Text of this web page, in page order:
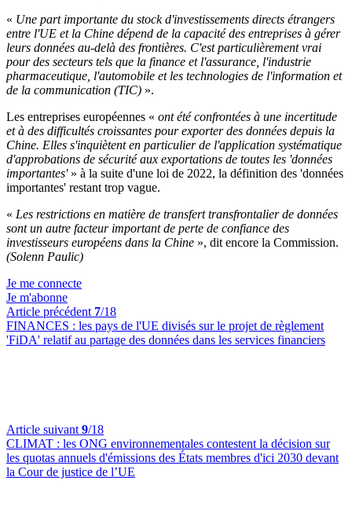
« Une part importante du stock d'investissements directs étrangers
entre l'UE et la Chine dépend de la capacité des entreprises à gérer
leurs données au-delà des frontières. C'est particulièrement vrai
pour des secteurs tels que la finance et l'assurance, l'industrie
pharmaceutique, l'automobile et les technologies de l'information et
de la communication (TIC) ».
Les entreprises européennes « ont été confrontées à une incertitude
et à des difficultés croissantes pour exporter des données depuis la
Chine. Elles s'inquiètent en particulier de l'application systématique
d'approbations de sécurité aux exportations de toutes les 'données
importantes' » à la suite d'une loi de 2022, la définition des 'données
importantes' restant trop vague.
« Les restrictions en matière de transfert transfrontalier de données
sont un autre facteur important de perte de confiance des
investisseurs européens dans la Chine », dit encore la Commission.
(Solenn Paulic)
Je me connecte
Je m'abonne
Article précédent 7/18
FINANCES : les pays de l'UE divisés sur le projet de règlement
'FiDA' relatif au partage des données dans les services financiers
Article suivant 9/18
CLIMAT : les ONG environnementales contestent la décision sur
les quotas annuels d'émissions des États membres d'ici 2030 devant
la Cour de justice de l’UE